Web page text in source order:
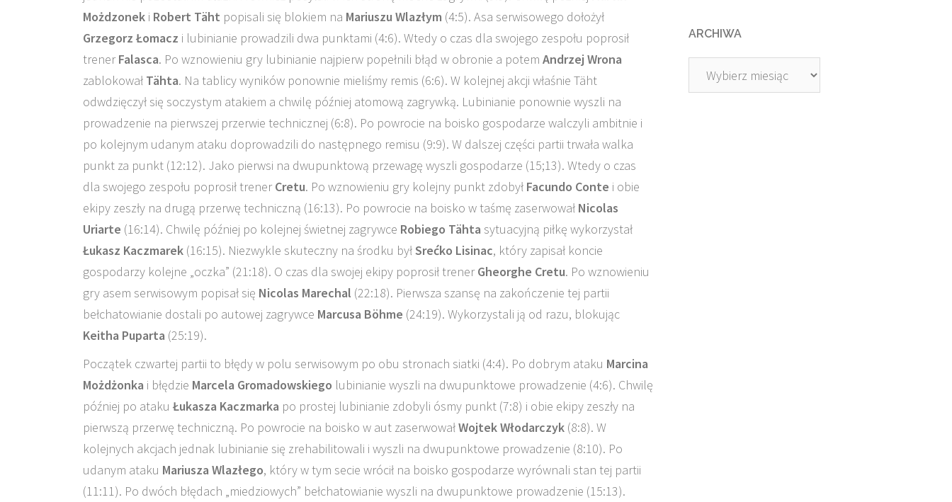
Możdzonek i Robert Täht popisali się blokiem na Mariuszu Wlazłym (4:5). Asa serwisowego dołożył
Grzegorz Łomacz i lubinianie prowadzili dwa punktami (4:6). Wtedy o czas dla swojego zespołu poprosił
trenerFalasca. Po wznowieniu gry lubinianie najpierw popełnili błąd w obronie a potem Andrzej Wrona
zablokował Tähta. Na tablicy wyników ponownie mieliśmy remis (6:6). W kolejnej akcji właśnie Täht
odwdzięczył się soczystym atakiem a chwilę później atomową zagrywką. Lubinianie ponownie wyszli na
prowadzenie na pierwszej przerwie technicznej (6:8). Po powrocie na boisko gospodarze walczyli ambitnie i
po kolejnym udanym ataku doprowadzili do następnego remisu (9:9). W dalszej części partii trwała walka
punkt za punkt (12:12). Jako pierwsi na dwupunktową przewagę wyszli gospodarze (15;13). Wtedy o czas
dla swojego zespołu poprosił trenerCretu. Po wznowieniu gry kolejny punkt zdobył Facundo Conte i obie
ekipy zeszły na drugą przerwę techniczną (16:13). Po powrocie na boisko w taśmę zaserwował Nicolas
Uriarte (16:14). Chwilę później po kolejnej świetnej zagrywce Robiego Tähta sytuacyjną piłkę wykorzystał
Łukasz Kaczmarek (16:15). Niezwykle skuteczny na środku byłSrećko Lisinac, który zapisał koncie
gospodarzy kolejne „oczka” (21:18). O czas dla swojej ekipy poprosił trenerGheorghe Cretu. Po wznowieniu
gry asem serwisowym popisał się Nicolas Marechal (22:18). Pierwsza szansę na zakończenie tej partii
bełchatowianie dostali po autowej zagrywce Marcusa Böhme (24:19). Wykorzystali ją od razu, blokując
Keitha Puparta (25:19).
Początek czwartej partii to błędy w polu serwisowym po obu stronach siatki (4:4). Po dobrym ataku Marcina
Możdżonka i błędzie Marcela Gromadowskiego lubinianie wyszli na dwupunktowe prowadzenie (4:6). Chwilę
później po ataku Łukasza Kaczmarka po prostej lubinianie zdobyli ósmy punkt (7:8) i obie ekipy zeszły na
pierwszą przerwę techniczną. Po powrocie na boisko w aut zaserwowałWojtek Włodarczyk (8:8). W
kolejnych akcjach jednak lubinianie się zrehabilitowali i wyszli na dwupunktowe prowadzenie (8:10). Po
udanym ataku Mariusza Wlazłego, który w tym secie wrócił na boisko gospodarze wyrównali stan tej partii
(11:11). Po dwóch błędach „miedziowych” bełchatowianie wyszli na dwupunktowe prowadzenie (15:13).
ARCHIWA
Archiwa